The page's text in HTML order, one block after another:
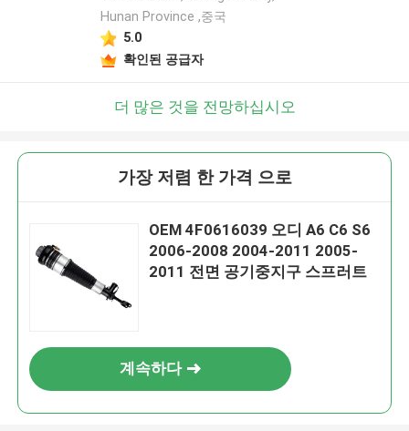
Hunan Province ,중국
5.0
확인된 공급자
더 많은 것을 전망하십시오
가장 저렴 한 가격 으로
OEM 4F0616039 오디 A6 C6 S6
2006-2008 2004-2011 2005-
2011 전면 공기중지구 스프러트
계속하다